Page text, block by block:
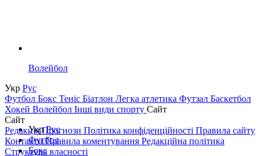
Волейбол
Укр Рус
Футбол Бокс Теніс Біатлон Легка атлетика Футзал Баскетбол
Хокей Волейбол Інші види спорту Сайт
Сайт
РедакціяПрогнози Політика конфіденційності Правила сайту
КонтактиПравила коментування Редакційна політика
Структура власності
УкрРус
Футбол
Бокс